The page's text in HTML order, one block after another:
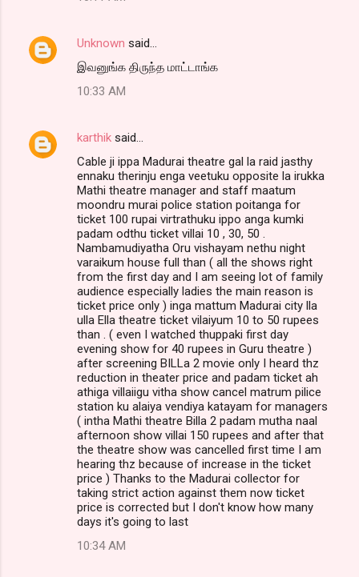
Unknown said…
இவனுங்க திருந்த மாட்டாங்க
10:33 AM
karthik said…
Cable ji ippa Madurai theatre gal la raid jasthy
ennaku therinju enga veetuku opposite la irukka
Mathi theatre manager and staff maatum
moondru murai police station poitanga for
ticket 100 rupai virtrathuku ippo anga kumki
padam odthu ticket villai 10 , 30, 50 .
Nambamudiyatha Oru vishayam nethu night
varaikum house full than ( all the shows right
from the first day and I am seeing lot of family
audience especially ladies the main reason is
ticket price only ) inga mattum Madurai city lla
ulla Ella theatre ticket vilaiyum 10 to 50 rupees
than . ( even I watched thuppaki first day
evening show for 40 rupees in Guru theatre )
after screening BILLa 2 movie only I heard thz
reduction in theater price and padam ticket ah
athiga villaiigu vitha show cancel matrum pilice
station ku alaiya vendiya katayam for managers
( intha Mathi theatre Billa 2 padam mutha naal
afternoon show villai 150 rupees and after that
the theatre show was cancelled first time I am
hearing thz because of increase in the ticket
price ) Thanks to the Madurai collector for
taking strict action against them now ticket
price is corrected but I don't know how many
days it's going to last
10:34 AM